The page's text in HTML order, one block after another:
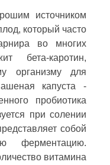
источником
который часто
во многих
бета-каротин,
организму для
капуста -
пробиотика
при солении
собой
ферментацию.
витамина